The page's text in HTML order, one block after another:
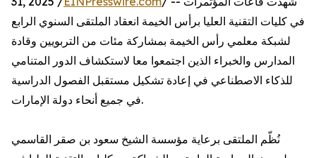
في كليات التقنية العليا برأس الخيمة انعقاد الملتقى السنوي الرابع
لشبكة معلمي رأس الخيمة بمشاركة مئات من التربويين وقادة
المدارس والخبراء الذين اجتمعوا معا لاستكشاف الدور المتنامي
للذكاء الاصطناعي في إعادة تشكيل مستقبل الفصول الدراسية
في جميع أنحاء دولة الإمارات.
نُظّم الملتقى برعاية مؤسسة الشيخ سعود بن صقر القاسمي